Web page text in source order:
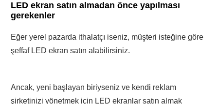
LED ekran satın almadan önce yapılması
gerekenler
Eğer yerel pazarda ithalatçı iseniz, müşteri isteğine göre
şeffaf LED ekran satın alabilirsiniz.
Ancak, yeni başlayan biriyseniz ve kendi reklam
şirketinizi yönetmek için LED ekranlar satın almak